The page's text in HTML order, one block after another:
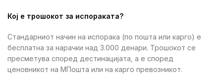
Кој е трошокот за испораката?
Стандарниот начин на испорака (по пошта или карго) е
бесплатна за нарачки над 3.000 денари. Трошокот се
пресметува според дестинацијата, а е според
ценовникот на МПошта или на карго превозникот.